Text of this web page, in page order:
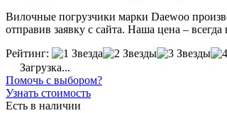
Вилочные погрузчики марки Daewoo
отправив заявку с сайта. Наша цена –
Рейтинг:
Загрузка...
Помочь с выбором?
Узнать стоимость
Есть в наличии